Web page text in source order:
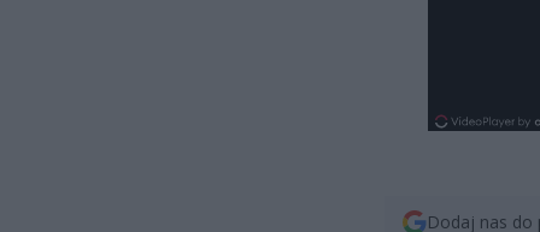
Dodaj nas do